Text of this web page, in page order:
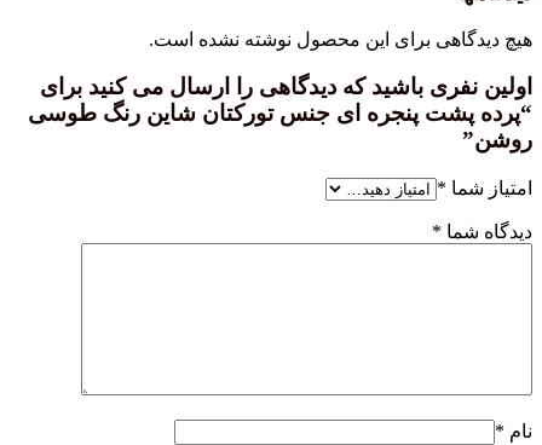
هیچ دیدگاهی برای این محصول نوشته نشده است.
اولین نفری باشید که دیدگاهی را ارسال می کنید برای
“پرده پشت پنجره ای جنس تورکتان شاین رنگ طوسی
روشن”
امتیاز شما*
دیدگاه شما*
نام*